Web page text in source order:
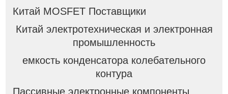
Китай MOSFET Поставщики
Китай электротехническая и электронная
промышленность
емкость конденсатора колебательного
контура
Пассивные электронные компоненты